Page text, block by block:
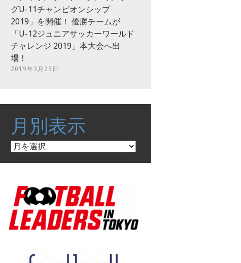
グU-11チャンピオンシップ
2019」を開催！ 優勝チームが
「U-12ジュニアサッカーワールド
チャレンジ 2019」本大会へ出
場！
2019年3月29日
月別表示
月